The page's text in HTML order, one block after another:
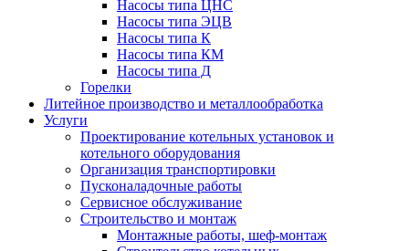
Насосы типа ЦНС
Насосы типа ЭЦВ
Насосы типа К
Насосы типа КМ
Насосы типа Д
Горелки
Литейное производство и металлообработка
Услуги
Проектирование котельных установок и
котельного оборудования
Организация транспортировки
Пусконаладочные работы
Сервисное обслуживание
Строительство и монтаж
Монтажные работы, шеф-монтаж